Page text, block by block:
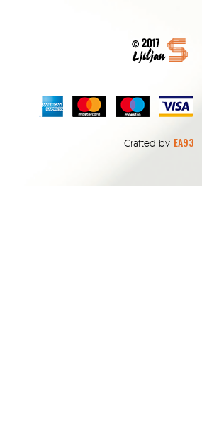
Crafted by EA93